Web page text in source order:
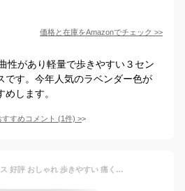
価格と在庫をAmazonでチェック >>
性があり軽量で歩きやすい３セン
です。今年人気のラベンダー色が
します。
すめコメント (1件) >
リゲッタ 靴 レディース 好評 おしゃれ 歩きやすい 痛くない ローヒール カジュアル 40代 50代 ブランド 合皮 フェイクレザー 婦人靴 婦人用 紐靴 ブラック 黒 プレゼント ギフト 母の日 敬老の日 Sサイズ 22-22.5cm Mサイズ 23-23.5cm Lサイズ 24-24.5cm LLサイズ